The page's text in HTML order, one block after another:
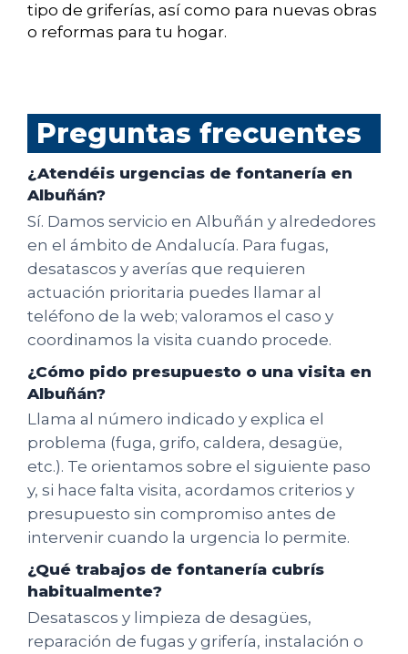
tipo de griferías, así como para nuevas obras
o reformas para tu hogar.
Preguntas frecuentes
¿Atendéis urgencias de fontanería en
Albuñán?
Sí. Damos servicio en Albuñán y alrededores
en el ámbito de Andalucía. Para fugas,
desatascos y averías que requieren
actuación prioritaria puedes llamar al
teléfono de la web; valoramos el caso y
coordinamos la visita cuando procede.
¿Cómo pido presupuesto o una visita en
Albuñán?
Llama al número indicado y explica el
problema (fuga, grifo, caldera, desagüe,
etc.). Te orientamos sobre el siguiente paso
y, si hace falta visita, acordamos criterios y
presupuesto sin compromiso antes de
intervenir cuando la urgencia lo permite.
¿Qué trabajos de fontanería cubrís
habitualmente?
Desatascos y limpieza de desagües,
reparación de fugas y grifería, instalación o